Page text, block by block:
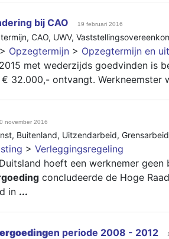
bij CAO 19 februari 2016
, CAO, UWV,
> Opzegtermijn > Opzegtermijn en
met wederzijds goedvinden is
32.000,- ontvangt. Werkneemster
november 2016
, Buitenland, Uitzendarbeid,
> Verleggingsregeling
hoeft een werknemer
concludeerde de Hoge
in ...
en periode 2008 - 2012